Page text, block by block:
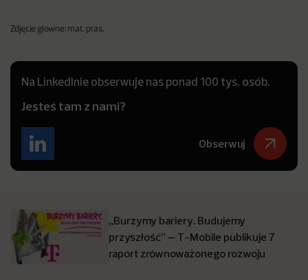
Zdjęcie główne: mat. pras.
Na LinkedInie obserwuje nas ponad 100 tys. osób.
Jesteś tam z nami?
Obserwuj
„Burzymy bariery. Budujemy
przyszłość” – T-Mobile publikuje 7
raport zrównoważonego rozwoju